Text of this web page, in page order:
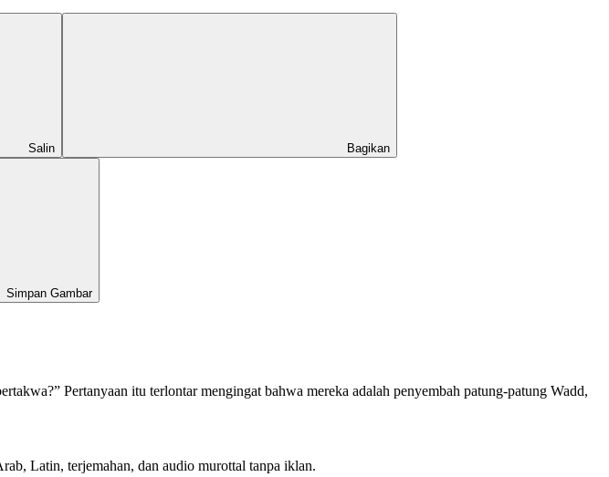
Salin Bagikan
Simpan Gambar
Pertanyaan itu terlontar mengingat bahwa mereka adalah penyembah patung-patung Wadd,
Latin, terjemahan, dan audio murottal tanpa iklan.